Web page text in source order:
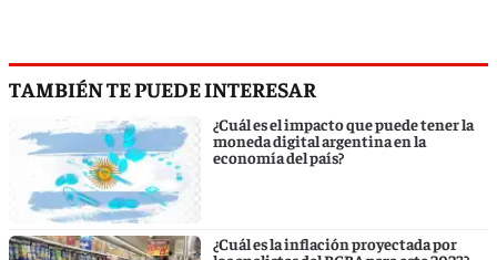
TAMBIÉN TE PUEDE INTERESAR
¿Cuál es el impacto que puede tener la
moneda digital argentina en la
economía del país?
¿Cuál es la inflación proyectada por